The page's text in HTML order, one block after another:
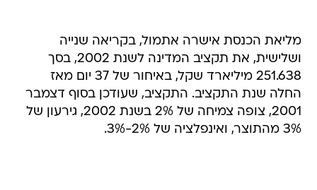
מליאת הכנסת אישרה אתמול, בקריאה שנייה
ושלישית, את תקציב המדינה לשנת 2002, בסך
251.638 מיליארד שקל, באיחור של 37 יום מאז
החלה שנת התקציב. התקציב, שעודכן בסוף דצמבר
2001, צופה צמיחה של 2% בשנת 2002, גירעון של
3% מהתוצר, ואינפלציה של 2%-3%.